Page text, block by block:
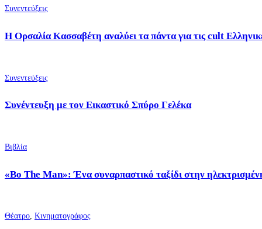
Συνεντεύξεις
Η Ορσαλία Κασσαβέτη αναλύει τα πάντα για τις cult
Συνεντεύξεις
Συνέντευξη με τον Εικαστικό Σπύρο Γελέκα
Βιβλία
«Bo The Man»: Ένα συναρπαστικό ταξίδι στην
Θέατρο, Κινηματογράφος